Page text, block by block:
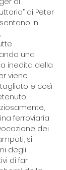
di Peter
in
una
inedita della
viene
e così
ferroviaria
dei
si
degli
di far